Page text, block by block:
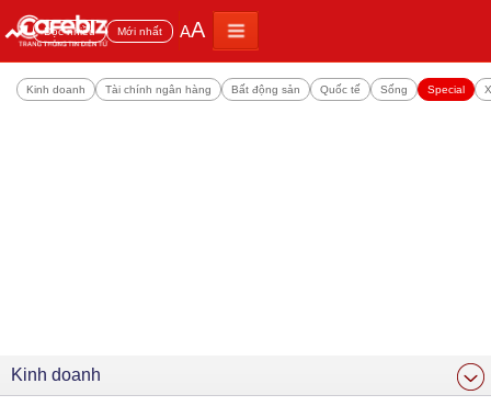
Đọc nhiều Mới nhất AA
Kinh doanh Tài chính ngân hàng Bất động sản Quốc tế Sống Special
Kinh doanh